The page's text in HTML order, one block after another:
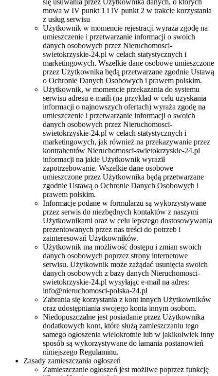
mowa w IV punkt 1 i IV punkt 2 w trakcie korzystania
z usług serwisu
Użytkownik w momencie rejestracji wyraża zgodę na
umieszczenie i przetwarzanie informacji o swoich
danych osobowych przez Nieruchomosci-
swietokrzyskie-24.pl w celach statystycznych i
marketingowych. Wszelkie dane osobowe umieszczone
przez Użytkownika będą przetwarzane zgodnie Ustawą
o Ochronie Danych Osobowych i prawem polskim.
Użytkownik, w momencie przekazania do systemu
serwisu adresu e-maili (na przykład w celu uzyskania
informacji o najnowszych ofertach) wyraża zgodę na
umieszczenie i przetwarzanie informacji o swoich
danych osobowych przez Nieruchomosci-
swietokrzyskie-24.pl w celach statystycznych i
marketingowych, jak również na przekazywanie przez
kontrahentów Nieruchomosci-swietokrzyskie-24.pl
informacji na jakie Użytkownik wyraził
zapotrzebowanie. Wszelkie dane osobowe
umieszczone przez Użytkownika będą przetwarzane
zgodnie Ustawą o Ochronie Danych Osobowych i
prawem polskim.
Informacje podane w formularzu są wykorzystywane
przez serwis do niezbędnych kontaktów z naszymi
Użytkownikami oraz w celu lepszego dostosowywania
prezentowanych przez nas treści do potrzeb i
zainteresowań Użytkowników.
Użytkownik ma możliwość dostępu i zmian swoich
danych osobowych poprzez strony internetowe
serwisu. Użytkownik może zażądać usunięcia swoich
danych osobowych z bazy danych Nieruchomosci-
swietokrzyskie-24.pl wysyłając e-mail na adres:
info@nieruchomosci-polska-24.pl
Zabrania się korzystania z kont innych Użytkowników
oraz udostępniania swojego konta innym osobom.
Niedopuszczalne jest posiadanie przez Użytkownika
dodatkowych kont, które służą zamieszczaniu tego
samego ogłoszenia wielokrotnie lub w jakikolwiek inny
sposób są wykorzystywane do łamania postanowień
niniejszego Regulaminu.
Zasady zamieszczania ogłoszeń
Zamieszczanie ogłoszeń jest możliwe poprzez funkcję